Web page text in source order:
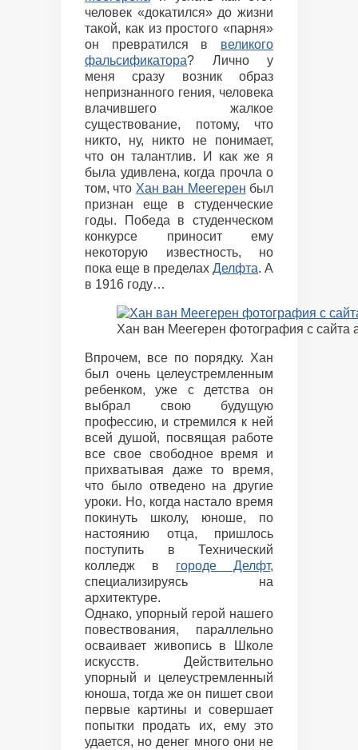
человек «докатился» до жизни
такой, как из простого «парня»
он превратился в великого
фальсификатора? Лично у
меня сразу возник образ
непризнанного гения, человека
влачившего жалкое
существование, потому, что
никто, ну, никто не понимает,
что он талантлив. И как же я
была удивлена, когда прочла о
том, что Хан ван Меегерен был
признан еще в студенческие
годы. Победа в студенческом
конкурсе приносит ему
некоторую известность, но
пока еще в пределах Делфта. А
в 1916 году…
Хан ван Меегерен фотография с сайта
Впрочем, все по порядку. Хан
был очень целеустремленным
ребенком, уже с детства он
выбрал свою будущую
профессию, и стремился к ней
всей душой, посвящая работе
все свое свободное время и
прихватывая даже то время,
что было отведено на другие
уроки. Но, когда настало время
покинуть школу, юноше, по
настоянию отца, пришлось
поступить в Технический
колледж в городе Делфт,
специализируясь на
архитектуре.
Однако, упорный герой нашего
повествования, параллельно
осваивает живопись в Школе
искусств. Действительно
упорный и целеустремленный
юноша, тогда же он пишет свои
первые картины и совершает
попытки продать их, ему это
удается, но денег много они не